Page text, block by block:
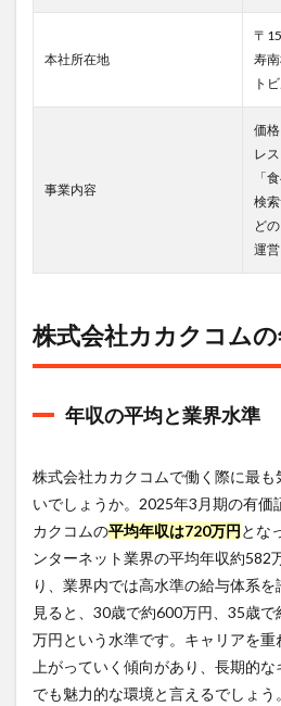
者の
体験
株式
ムの
転職
時の
析
雇用
のト
レン
ドと
激務
度と
株式
会社
本社所在地
〒
寿
ト
事業内容
価
レ
「
検
ど
運営
株式会社カカクコム
年収の平均と業界水準
株式会社カカクコムで働く際に最
いでしょうか。2025年3月期の有価
カクコムの平均年収は720万円とな
ンターネット業界の平均年収約582
り、業界内では高水準の給与体系
見ると、30歳で約600万円、35歳
万円という水準です。キャリアを
上がっていく傾向があり、長期的
でも魅力的な環境と言えるでしょ